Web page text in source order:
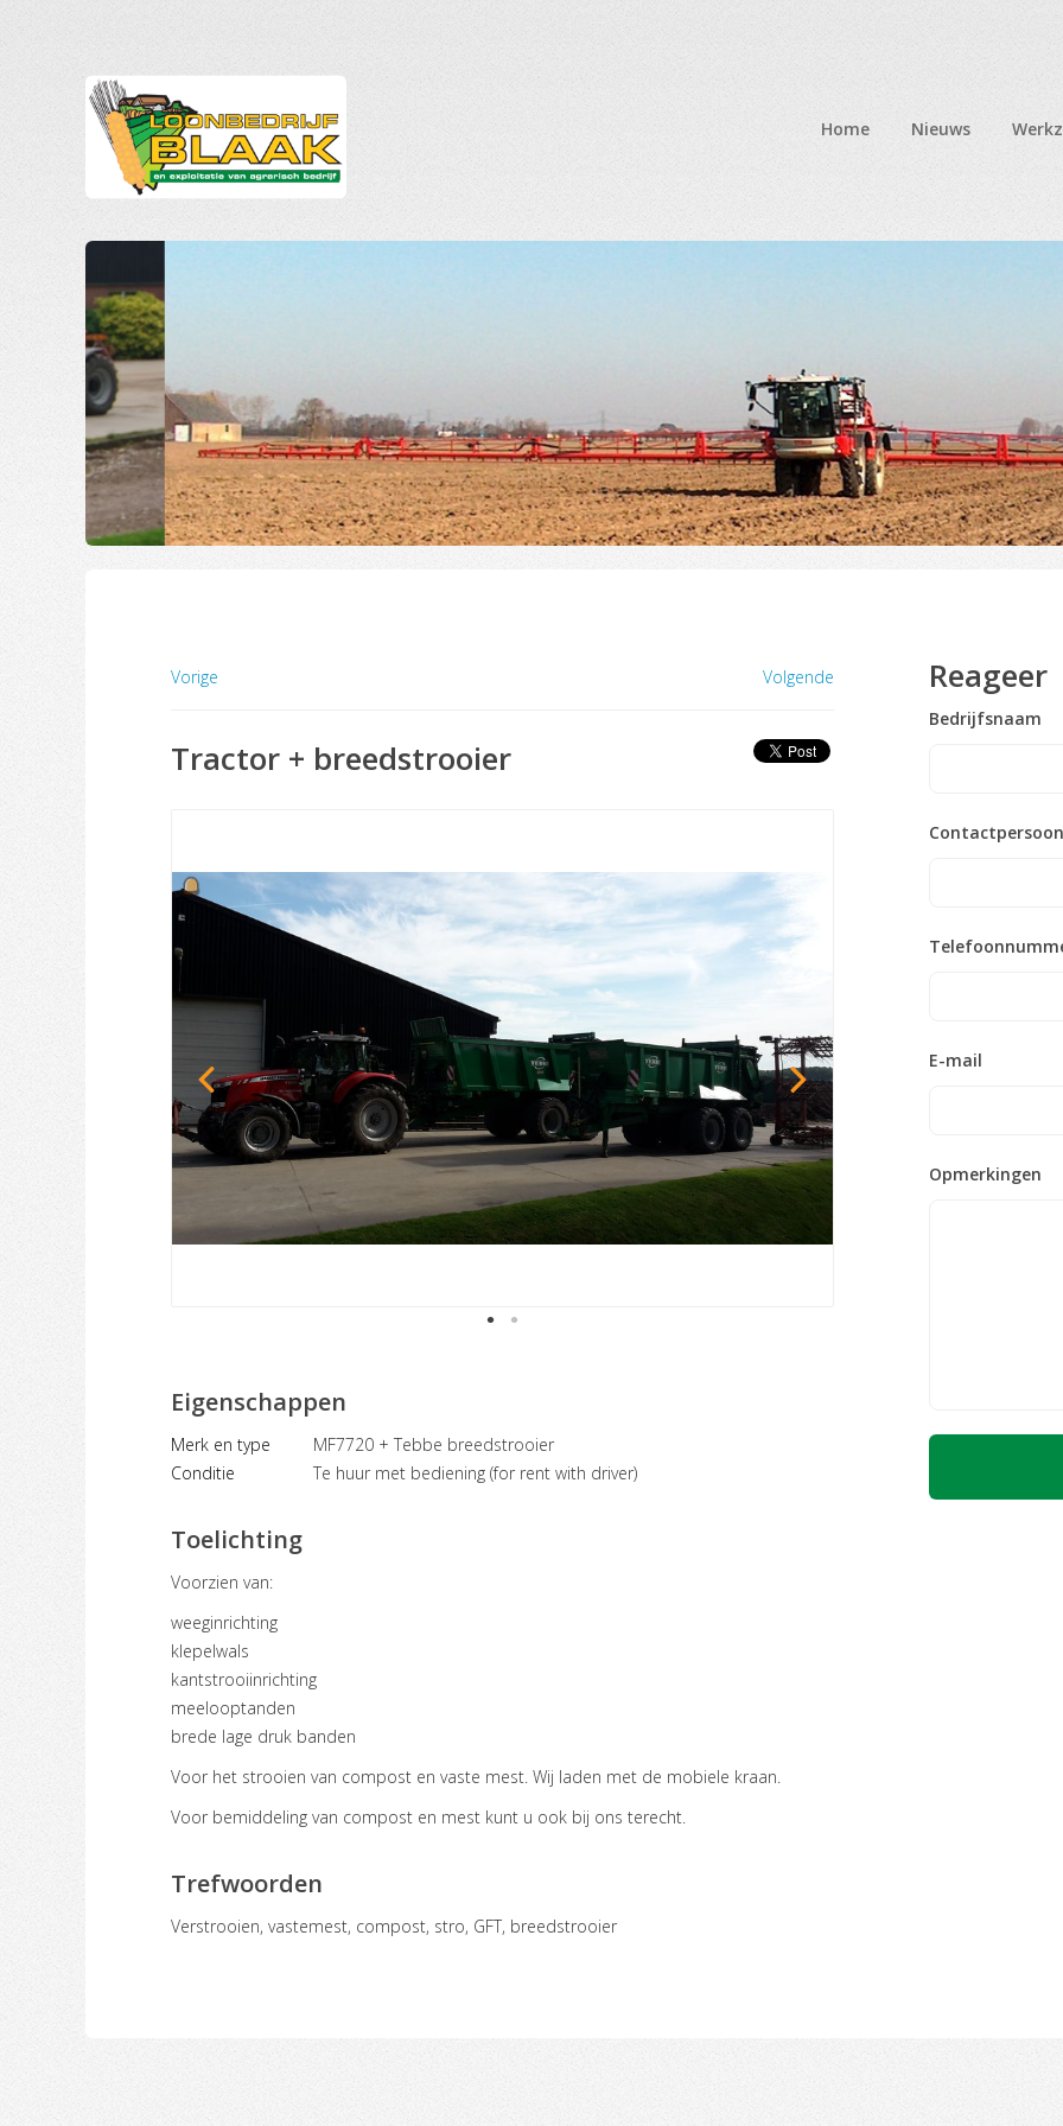
Home Nieuws
Vorige Volgende
Tractor + breedstrooier
Eigenschappen
Merk en type
MF7720 + Tebbe breedstrooier
Conditie
Te huur met bediening (for rent with driver)
Toelichting
Voorzien van:
weeginrichting
klepelwals
kantstrooiinrichting
meelooptanden
brede lage druk banden
Voor het strooien van compost en vaste mest. Wij laden met de mobiele kraan.
Voor bemiddeling van compost en mest kunt u ook bij ons terecht.
Trefwoorden
verstrooien, vastemest, compost, stro, GFT, breedstrooier
Reageer
Bedrijfsnaam
E-mail
Opmerkingen